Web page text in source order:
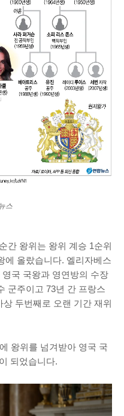
스
간 왕위는 왕위 계승 1순위
에 올랐습니다. 엘리자베스
국 국왕과 영연방의 수장
군주이고 73년 간 프랑스
두번째로 오랜 기간 재위
왕위를 넘겨받아 영국 국
되었습니다.